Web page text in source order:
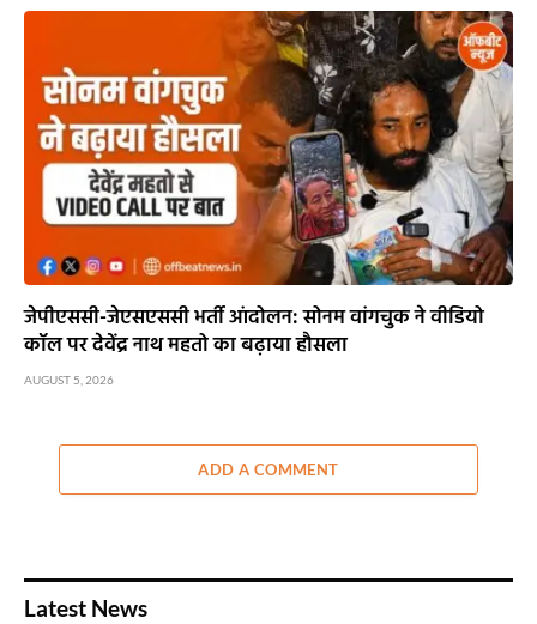
जेपीएससी-जेएसएससी भर्ती आंदोलन: सोनम वांगचुक ने वीडियो
कॉल पर देवेंद्र नाथ महतो का बढ़ाया हौसला
AUGUST 5, 2026
ADD A COMMENT
Latest News